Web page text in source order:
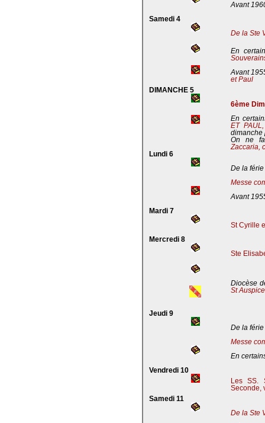
Avant
Samedi 4
De la Ste
En
Avant
et Paul
DIMANCHE 5
6ème
En
ET
dimanche
On ne
Zaccaria,
Lundi 6
De la férie
Messe
Avant
Mardi 7
St Cyrille
Mercredi 8
Ste
Diocèse
St
Jeudi 9
De la férie
Messe
En
Vendredi 10
Les SS.
Seconde,
Samedi 11
De la Ste